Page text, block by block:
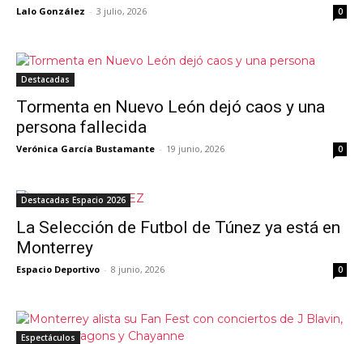
Lalo González - 3 julio, 2026 0
Destacadas
Tormenta en Nuevo León dejó caos y una
persona fallecida
Verónica García Bustamante - 19 junio, 2026 0
Destacadas Espacio 2026
La Selección de Futbol de Túnez ya está en
Monterrey
Espacio Deportivo - 8 junio, 2026 0
Espectáculos